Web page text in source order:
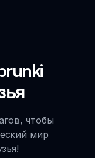
чтобы
мир